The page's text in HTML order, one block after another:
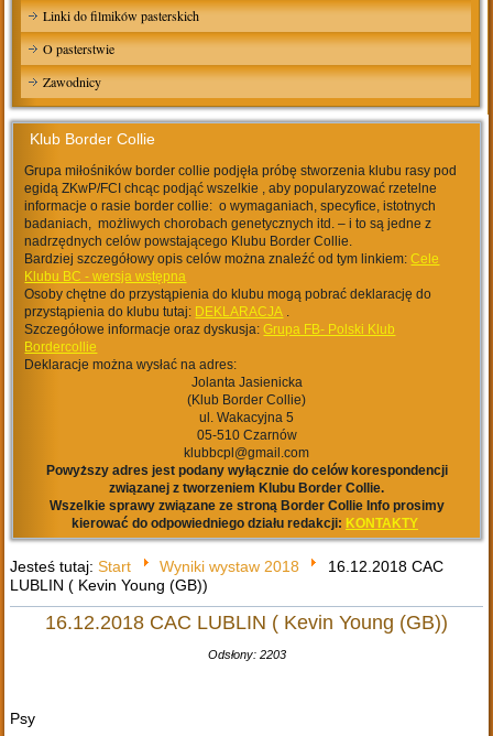
Linki do filmików pasterskich
O pasterstwie
Zawodnicy
Klub Border Collie
Grupa miłośników border collie podjęła próbę stworzenia klubu rasy pod
egidą ZKwP/FCI chcąc podjąć wszelkie , aby popularyzować rzetelne
informacje o rasie border collie: o wymaganiach, specyfice, istotnych
badaniach, możliwych chorobach genetycznych itd. – i to są jedne z
nadrzędnych celów powstającego Klubu Border Collie.
Bardziej szczegółowy opis celów można znaleźć od tym linkiem:Cele
Klubu BC - wersja wstępna
Osoby chętne do przystąpienia do klubu mogą pobrać deklarację do
przystąpienia do klubu tutaj: DEKLARACJA .
Szczegółowe informacje oraz dyskusja:Grupa FB- Polski Klub
Bordercollie
Deklaracje można wysłać na adres:
Jolanta Jasienicka
(Klub Border Collie)
ul. Wakacyjna 5
05-510 Czarnów
klubbcpl@gmail.com
Powyższy adres jest podany wyłącznie do celów korespondencji
związanej z tworzeniem Klubu Border Collie.
Wszelkie sprawy związane ze stroną Border Collie Info prosimy
kierować do odpowiedniego działu redakcji: KONTAKTY
Jesteś tutaj:Start Wyniki wystaw 2018
16.12.2018 CAC
LUBLIN ( Kevin Young (GB))
16.12.2018 CAC LUBLIN ( Kevin Young (GB))
Odsłony: 2203
Psy